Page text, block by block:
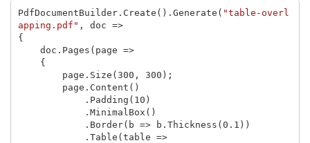
PdfDocumentBuilder. Create (). Generate ( "table-overl
apping.pdf" , doc =>
{
doc . Pages ( page =>
{
page . Size ( 300 , 300 );
page . Content ()
. Padding ( 10 )
. MinimalBox ()
. Border( b => b . Thickness ( 0.1 ))
. Table ( table =>